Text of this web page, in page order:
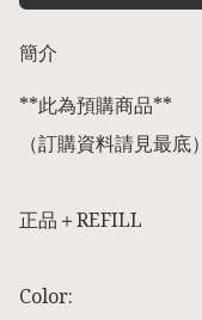
簡介
**此為預購商品**
（訂購資料請見最底）
正品＋REFILL
Color: